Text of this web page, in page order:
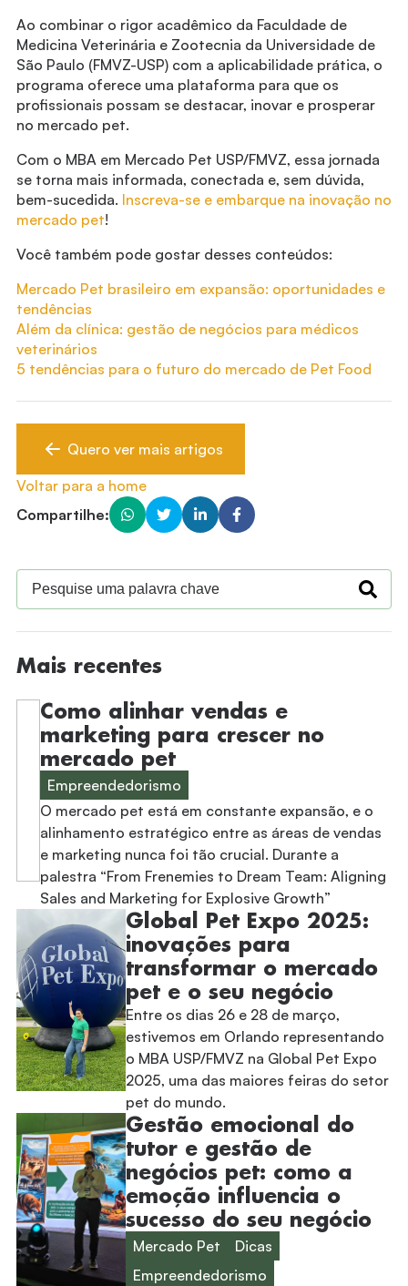
Ao combinar o rigor acadêmico da Faculdade de
Medicina Veterinária e Zootecnia da Universidade de
São Paulo (FMVZ-USP) com a aplicabilidade prática, o
programa oferece uma plataforma para que os
profissionais possam se destacar, inovar e prosperar
no mercado pet.
Com o MBA em Mercado Pet USP/FMVZ, essa jornada
se torna mais informada, conectada e, sem dúvida,
bem-sucedida. Inscreva-se e embarque na inovação no
mercado pet!
Você também pode gostar desses conteúdos:
Mercado Pet brasileiro em expansão: oportunidades e
tendências
Além da clínica: gestão de negócios para médicos
veterinários
5 tendências para o futuro do mercado de Pet Food
Quero ver mais artigos
Voltar para a home
Compartilhe:
Mais recentes
Como alinhar vendas e
marketing para crescer no
mercado pet
Empreendedorismo
O mercado pet está em constante expansão, e o
alinhamento estratégico entre as áreas de vendas
e marketing nunca foi tão crucial. Durante a
palestra “From Frenemies to Dream Team: Aligning
Sales and Marketing for Explosive Growth”
Global Pet Expo 2025:
inovações para
transformar o mercado
pet e o seu negócio
Entre os dias 26 e 28 de março,
estivemos em Orlando representando
o MBA USP/FMVZ na Global Pet Expo
2025, uma das maiores feiras do setor
pet do mundo.
Gestão emocional do
tutor e gestão de
negócios pet: como a
emoção influencia o
sucesso do seu negócio
Mercado Pet
Dicas
Empreendedorismo